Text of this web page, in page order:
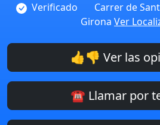
Verificado
Carrer de
Girona Ver
👍👎 Ver las
☎️ Llamar por